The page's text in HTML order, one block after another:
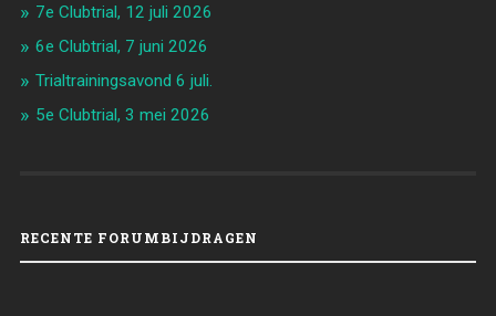
7e Clubtrial, 12 juli 2026
6e Clubtrial, 7 juni 2026
Trialtrainingsavond 6 juli.
5e Clubtrial, 3 mei 2026
RECENTE FORUMBIJDRAGEN